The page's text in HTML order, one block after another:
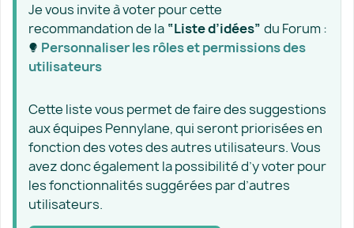
Je vous invite à voter pour cette
recommandation de la “Liste d’idées” du Forum :
Personnaliser les rôles et permissions des
utilisateurs​
Cette liste vous permet de faire des suggestions
aux équipes Pennylane, qui seront priorisées en
fonction des votes des autres utilisateurs. Vous
avez donc également la possibilité d’y voter pour
les fonctionnalités suggérées par d’autres
utilisateurs.